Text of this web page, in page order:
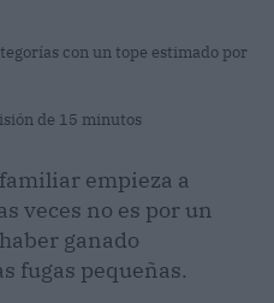
con un tope estimado por
de 15 minutos
empieza a
veces no es por un
ganado
fugas pequeñas.